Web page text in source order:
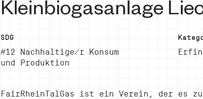
Kleinbiogasanlage
SDG
#12 Nachhaltige/r Konsum
und Produktion
FairRheinTalGas ist ein Verein, der es